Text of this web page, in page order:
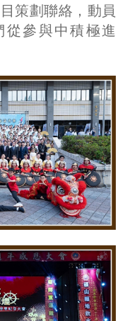
策劃聯絡，動員
從參與中積極進